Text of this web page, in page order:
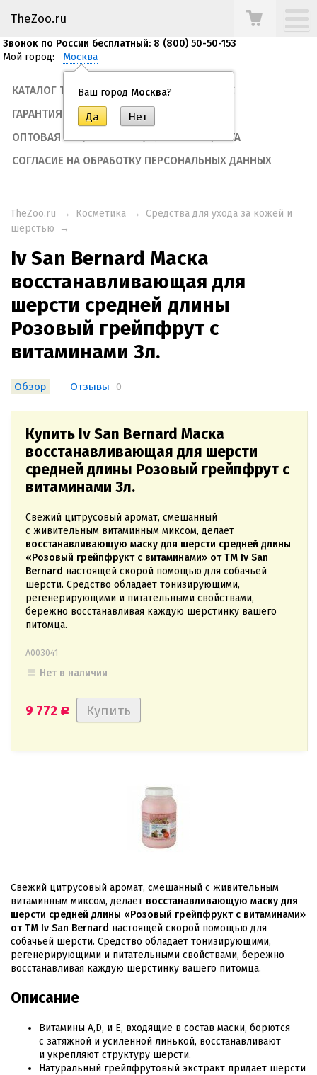
TheZoo.ru
Звонок по России бесплатный: 8 (800) 50-50-153
Мой город: Москва
Ваш город Москва?
КАТАЛОГ ТОВАРОВ ТЕГИ
О НАС
ГАРАНТИЯ
ОПЛАТА И ДОСТАВКА
ОПТОВАЯ ЗАКУПКА
ПУБЛИЧНАЯ ОФЕРТА
СОГЛАСИЕ НА ОБРАБОТКУ ПЕРСОНАЛЬНЫХ ДАННЫХ
TheZoo.ru → Косметика →
Средства для ухода за кожей и
шерстью
→
Iv San Bernard Маска
восстанавливающая для
шерсти средней длины
Розовый грейпфрут с
витаминами 3л.
Обзор Отзывы 0
Купить Iv San Bernard Маска
восстанавливающая для шерсти
средней длины Розовый грейпфрут с
витаминами 3л.
Свежий цитрусовый аромат, смешанный
с живительным витаминным миксом, делает
восстанавливающую маску для шерсти средней длины
«Розовый грейпфрукт с витаминами» от ТМ Iv San
Bernard настоящей скорой помощью для собачьей
шерсти. Средство обладает тонизирующими,
регенерирующими и питательными свойствами,
бережно восстанавливая каждую шерстинку вашего
питомца.
А003041
Нет в наличии
9 772 Р
Свежий цитрусовый аромат, смешанный с живительным
витаминным миксом, делает восстанавливающую маску для
шерсти средней длины «Розовый грейпфрукт с витаминами»
от ТМ Iv San Bernard настоящей скорой помощью для
собачьей шерсти. Средство обладает тонизирующими,
регенерирующими и питательными свойствами, бережно
восстанавливая каждую шерстинку вашего питомца.
Описание
Витамины А,D, и E, входящие в состав маски, борются
с затяжной и усиленной линькой, восстанавливают
и укрепляют структуру шерсти.
Натуральный грейпфрутовый экстракт придает шерсти